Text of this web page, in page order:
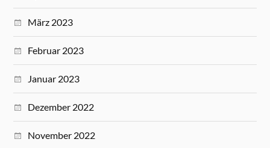
März 2023
Februar 2023
Januar 2023
Dezember 2022
November 2022